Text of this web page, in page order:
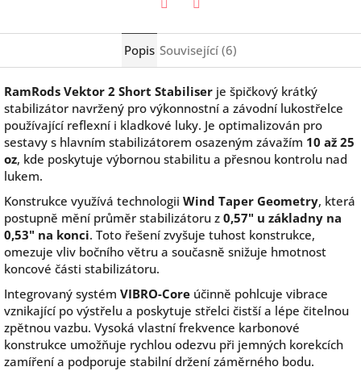
Popis Související (6)
RamRods Vektor 2 Short Stabiliser je špičkový krátký
stabilizátor navržený pro výkonnostní a závodní lukostřelce
používající reflexní i kladkové luky. Je optimalizován pro
sestavy s hlavním stabilizátorem osazeným závažím 10 až 25
oz, kde poskytuje výbornou stabilitu a přesnou kontrolu nad
lukem.
Konstrukce využívá technologii Wind Taper Geometry, která
postupně mění průměr stabilizátoru z 0,57" u základny na
0,53" na konci. Toto řešení zvyšuje tuhost konstrukce,
omezuje vliv bočního větru a současně snižuje hmotnost
koncové části stabilizátoru.
Integrovaný systém VIBRO-Core účinně pohlcuje vibrace
vznikající po výstřelu a poskytuje střelci čistší a lépe čitelnou
zpětnou vazbu. Vysoká vlastní frekvence karbonové
konstrukce umožňuje rychlou odezvu při jemných korekcích
zamíření a podporuje stabilní držení záměrného bodu.